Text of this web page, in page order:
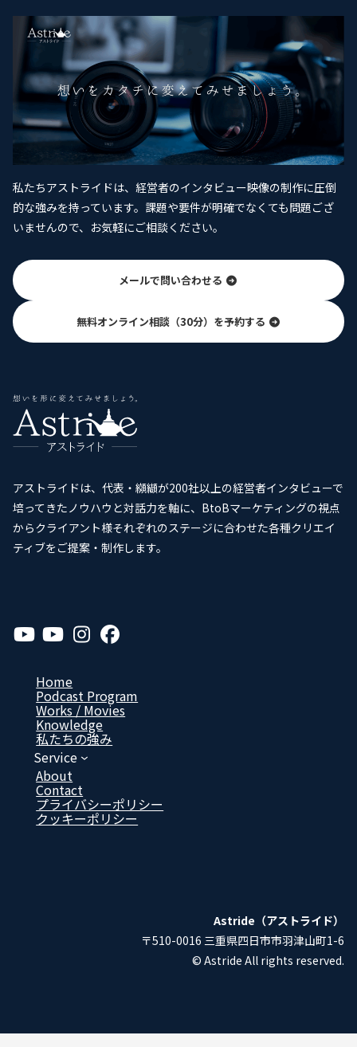
私たちアストライドは、経営者のインタビュー映像の制作に圧倒
的な強みを持っています。課題や要件が明確でなくても問題ござ
いませんので、お気軽にご相談ください。
メールで問い合わせる
無料オンライン相談（30分）を予約する
アストライドは、代表・纐纈が200社以上の経営者インタビューで
培ってきたノウハウと対話力を軸に、BtoBマーケティングの視点
からクライアント様それぞれのステージに合わせた各種クリエイ
ティブをご提案・制作します。
ア
イ
ア
イ
リ
ン
ク
ア
イ
リ
ン
ク
ア
イ
ン
ク
Home
Podcast Program
Works / Movies
Know­ledge
私たちの強み
Service
About
Contact
プライバシーポリシー
クッキーポリシー
Astride（アストライド）
〒510-0016 三重県四日市市羽津山町1-6
© Astride All rights reserved.